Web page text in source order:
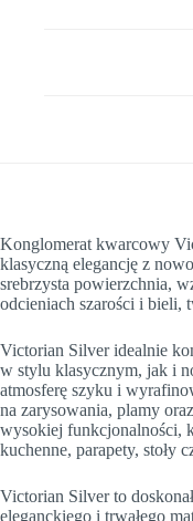
Konglomerat kwarcowy
klasyczną elegancję z
srebrzysta powierzchnia,
odcieniach szarości i bieli,
Victorian Silver idealnie
w stylu klasycznym, jak i
atmosferę szyku i
na zarysowania, plamy
wysokiej funkcjonalności,
kuchenne, parapety, stoły
Victorian Silver to
eleganckiego i trwałego